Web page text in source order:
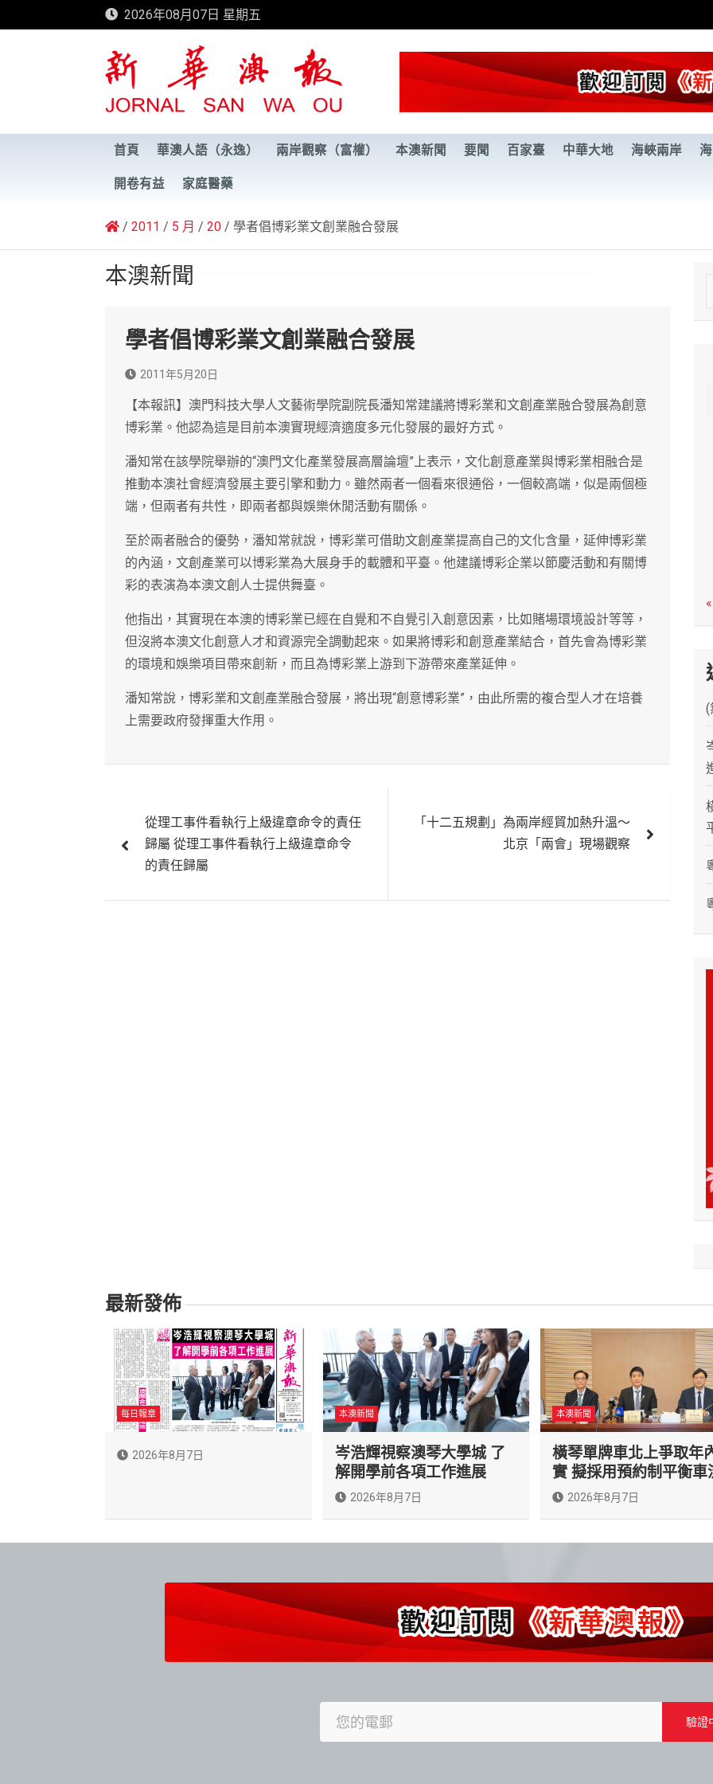
to
2026年08月07日 星期五
新華澳報
首頁 華澳人語（永逸） 兩岸觀察（富權） 本澳新聞 要聞 百家臺 中華大地 海峽兩岸
開卷有益 家庭醫藥
2011 5 月 20 學者倡博彩業文創業融合發展
本澳新聞
學者倡博彩業文創業融合發展
2011年5月20日
【本報訊】澳門科技大學人文藝術學院副院長潘知常建議將博彩業和文創產業融合發展為創意
博彩業。他認為這是目前本澳實現經濟適度多元化發展的最好方式。
潘知常在該學院舉辦的“澳門文化產業發展高層論壇”上表示，文化創意產業與博彩業相融合是
推動本澳社會經濟發展主要引擎和動力。雖然兩者一個看來很通俗，一個較高端，似是兩個極
端，但兩者有共性，即兩者都與娛樂休閒活動有關係。
至於兩者融合的優勢，潘知常就說，博彩業可借助文創產業提高自己的文化含量，延伸博彩業
的內涵，文創產業可以博彩業為大展身手的載體和平臺。他建議博彩企業以節慶活動和有關博
彩的表演為本澳文創人士提供舞臺。
他指出，其實現在本澳的博彩業已經在自覺和不自覺引入創意因素，比如賭場環境設計等等，
但沒將本澳文化創意人才和資源完全調動起來。如果將博彩和創意產業結合，首先會為博彩業
的環境和娛樂項目帶來創新，而且為博彩業上游到下游帶來產業延伸。
潘知常說，博彩業和文創產業融合發展，將出現“創意博彩業”，由此所需的複合型人才在培養
上需要政府發揮重大作用。
章
覽
從理工事件看執行上級違章命令的責任
歸屬 從理工事件看執行上級違章命令
的責任歸屬
「十二五規劃」為兩岸經貿加熱升溫～
北京「兩會」現場觀察
e
(
最新發佈
每日報章
2026年8月7日
本澳新聞
岑浩輝視察澳琴大學城 了
解開學前各項工作進展
2026年8月7日
本澳新聞
橫琴單牌車北上爭取年
實 擬採用預約制平衡車
2026年8月7日